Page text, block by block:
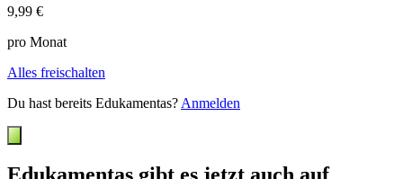
9,99 €
pro Monat
Alles freischalten
Du hast bereits Edukamentas? Anmelden
Edukamentas gibt es jetzt auch auf